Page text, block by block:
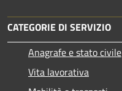
CATEGORIE DI SERVIZIO
Anagrafe e stato civile
Vita lavorativa